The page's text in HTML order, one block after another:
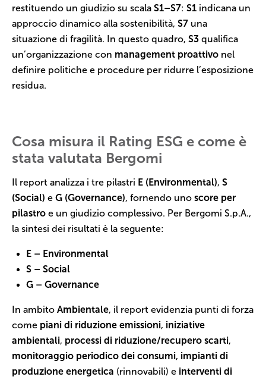
restituendo un giudizio su scala S1–S7: S1 indicana un
approccio dinamico alla sostenibilità, S7 una
situazione di fragilità. In questo quadro, S3 qualifica
un’organizzazione con management proattivo nel
definire politiche e procedure per ridurre l’esposizione
residua.
Cosa misura il Rating ESG e come è
stata valutata Bergomi
Il report analizza i tre pilastri E (Environmental), S
(Social) e G (Governance), fornendo uno score per
pilastro e un giudizio complessivo. Per Bergomi S.p.A.,
la sintesi dei risultati è la seguente:
E – Environmental
S – Social
G – Governance
In ambito Ambientale, il report evidenzia punti di forza
come piani di riduzione emissioni, iniziative
ambientali, processi di riduzione/recupero scarti,
monitoraggio periodico dei consumi, impianti di
produzione energetica (rinnovabili) e interventi di